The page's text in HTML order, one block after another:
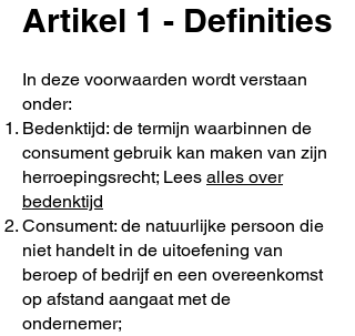
Artikel 1 - Definities
In deze voorwaarden wordt verstaan
onder:
Bedenktijd: de termijn waarbinnen de
consument gebruik kan maken van zijn
herroepingsrecht; Lees alles over
bedenktijd
Consument: de natuurlijke persoon die
niet handelt in de uitoefening van
beroep of bedrijf en een overeenkomst
op afstand aangaat met de
ondernemer;